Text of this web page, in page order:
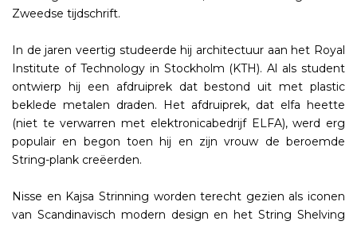
Zweedse tijdschrift.
In de jaren veertig studeerde hij architectuur aan het Royal
Institute of Technology in Stockholm (KTH). Al als student
ontwierp hij een afdruiprek dat bestond uit met plastic
beklede metalen draden. Het afdruiprek, dat elfa heette
(niet te verwarren met elektronicabedrijf ELFA), werd erg
populair en begon toen hij en zijn vrouw de beroemde
String-plank creëerden.
Nisse en Kajsa Strinning worden terecht gezien als iconen
van Scandinavisch modern design en het String Shelving